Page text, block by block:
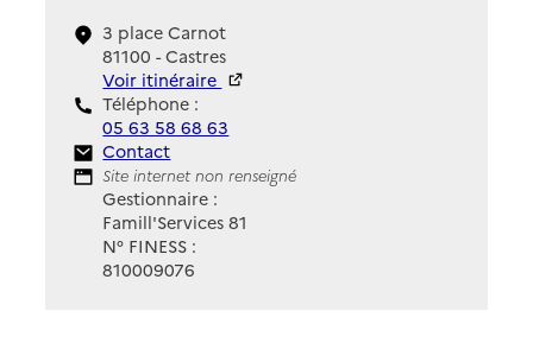
3 place Carnot
81100 - Castres
Voir itinéraire
Téléphone :
05 63 58 68 63
Contact
Contact
Site Internet
Site internet non renseigné
Gestionnaire :
Famill'Services 81
N° FINESS :
810009076